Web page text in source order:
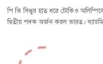
পি ভি সিন্ধুর হাত ধরে টোকিও
দ্বিতীয় পদক অর্জন করল ভারত।